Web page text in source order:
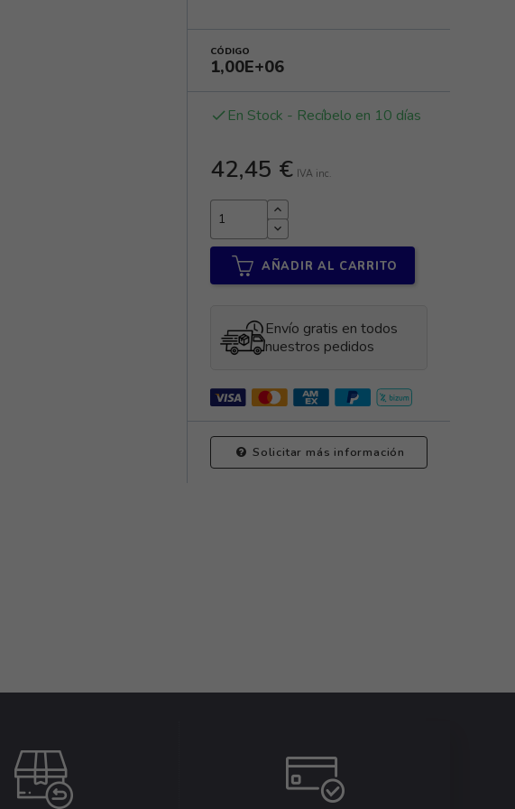
CÓDIGO
1,00E+06
done En Stock - Recíbelo en 10 días
42,45 € IVA inc.
AÑADIR AL CARRITO
Envío gratis en todos
nuestros pedidos
Solicitar más información